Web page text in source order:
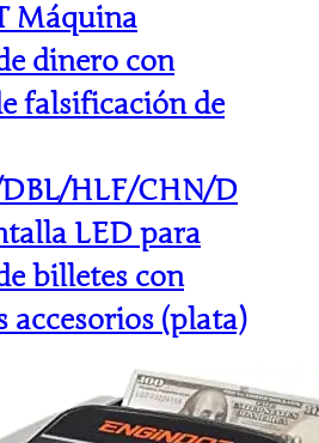
Máquina
dinero con
falsificación de
HLF/CHN/D
LED para
billetes con
accesorios (plata)